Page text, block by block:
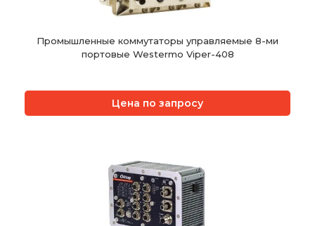
Промышленные коммутаторы управляемые 8-ми
портовые Westermo Viper-408
Цена по запросу